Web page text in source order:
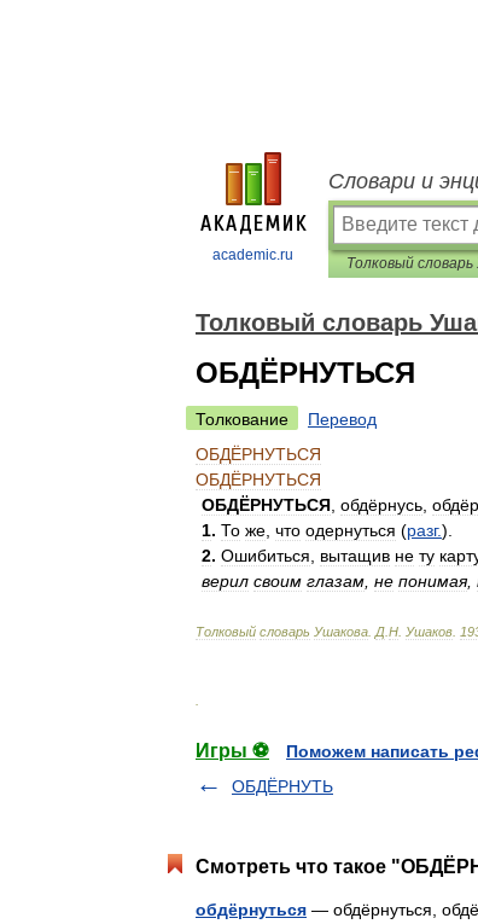
academic.ru
Словари и
Толковый словарь
ОБДЁРНУТЬСЯ
Толкование
Перевод
ОБДЁРНУТЬСЯ
ОБДЁРНУТЬСЯ
ОБДЁРНУТЬСЯ обдёрнусь
1. То же что одернуться (разг.).
2. Ошибиться вытащив не ту
верил своим глазам не понимая,
Толковый словарь Ушакова Д Н Ушаков
Игры ⚽
Поможем написать
ОБДЁРНУТЬ
Смотреть что такое
обдёрнуться — обдёрнуться,